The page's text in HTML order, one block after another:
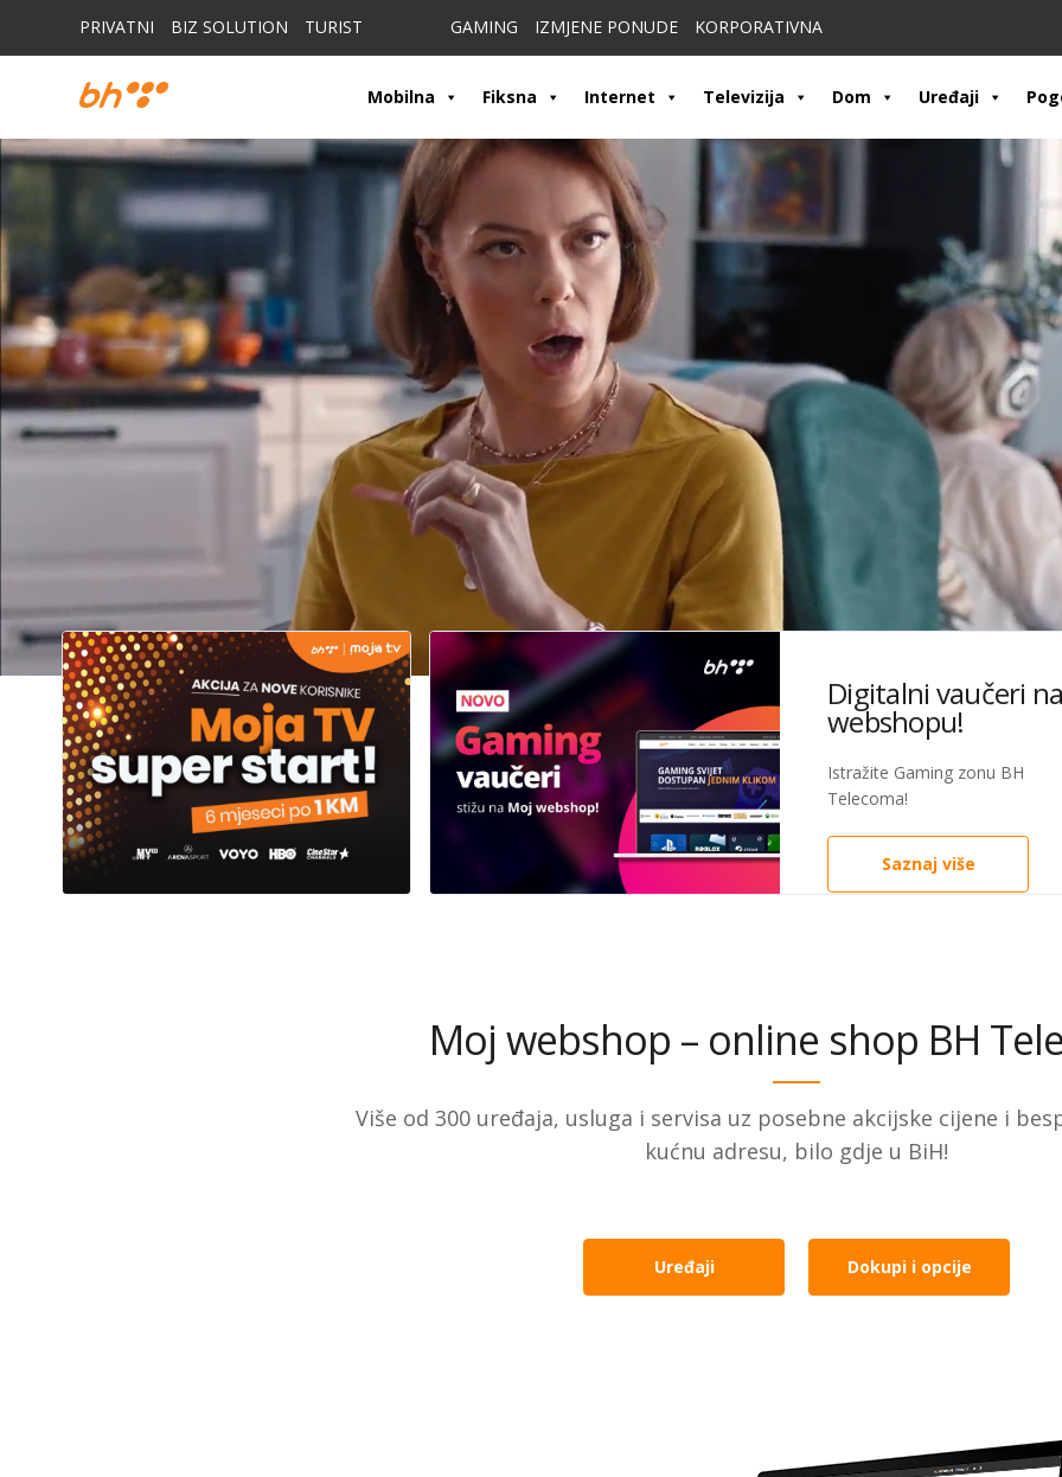
PRIVATNI BIZ SOLUTION TURIST GAMING IZMJENE PONUDE KORPORATIVNA
Mobilna Fiksna Internet Televizija Dom Uređaji
6 mjeseci po 1 KM
Premium TV sadržaj!
Saznaj više
Digitalni vaučeri na
webshopu!
Istražite Gaming zonu BH
Telecoma!
Saznaj više
Moj webshop – online shop BH
Više od 300 uređaja, usluga i servisa uz posebne akcijske cijene i
kućnu adresu, bilo gdje u BiH!
Uređaji Dokupi i opcije